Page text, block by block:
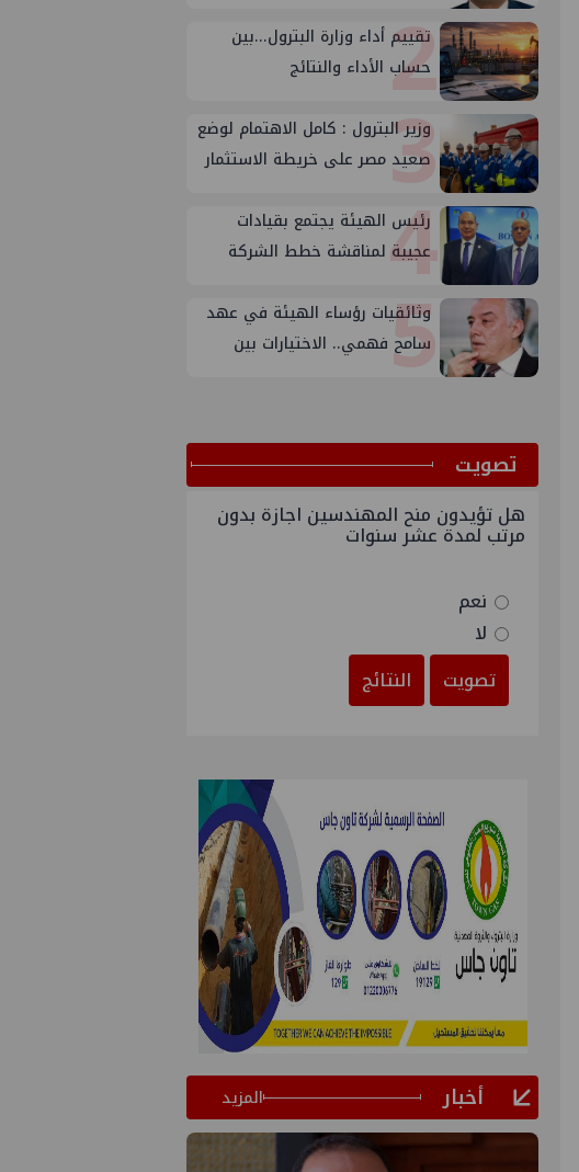
2
تقييم أداء وزارة البترول...بين
حساب الأداء والنتائج
3
وزير البترول : كامل الاهتمام لوضع
صعيد مصر على خريطة الاستثمار
4
رئيس الهيئة يجتمع بقيادات
عجيبة لمناقشة خطط الشركة
5
وثائقيات رؤساء الهيئة في عهد
سامح فهمي.. الاختيارات بين
ﺗﺼﻮﻳﺖ
هل تؤيدون منح المهندسين اجازة بدون
مرتب لمدة عشر سنوات
نعم
لا
تصويت
النتائج
أخبار المزيد